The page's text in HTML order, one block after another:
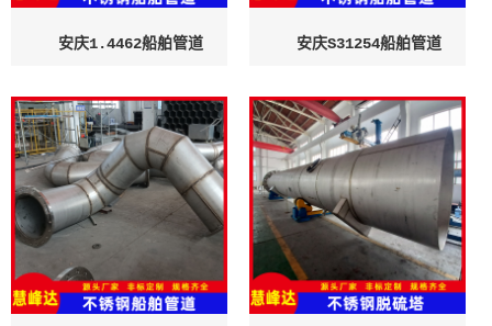
安庆1.4462船舶管道 安庆S31254船舶管道